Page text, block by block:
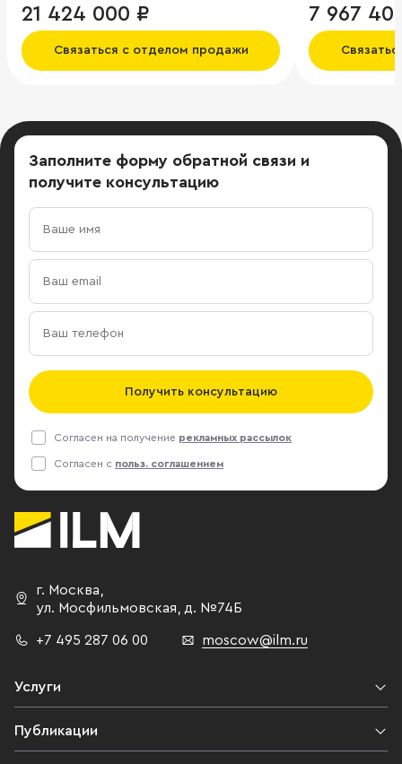
21 424 000 ₽
Связаться с отделом продажи
оценить
панорамное
площадь 78
7 967
Заполните форму обратной связи и
получите консультацию
Получить консультацию
Согласен на получение рекламных рассылок
Согласен с польз. соглашением
г. Москва,
ул. Мосфильмовская, д. №74Б
+7 495 287 06 00 moscow@ilm.ru
Услуги
Публикации